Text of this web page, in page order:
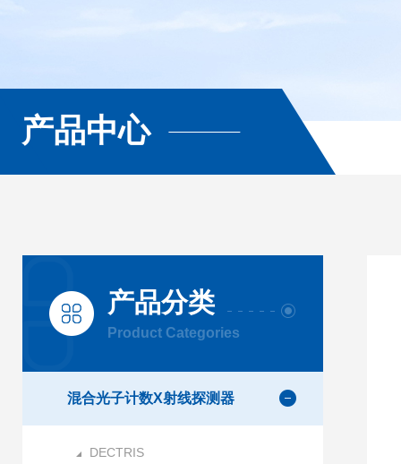
产品中心
产品分类
Product Categories
混合光子计数X射线探测器
DECTRIS